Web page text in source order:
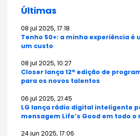
Últimas
08 jul 2025, 17:18
Tenho 50+: a minha experiência é
um custo
08 jul 2025, 10:27
Closer lança 12ª edição de
para os novos talentos
06 jul 2025, 21:45
LG lança rádio digital inteligente
mensagem Life’s Good em todo o
24 jun 2025, 17:06